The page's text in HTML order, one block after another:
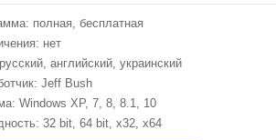
полная, бесплатная
нет
английский, украинский
Jeff Bush
Windows XP, 7, 8, 8.1, 10
32 bit, 64 bit, x32, x64